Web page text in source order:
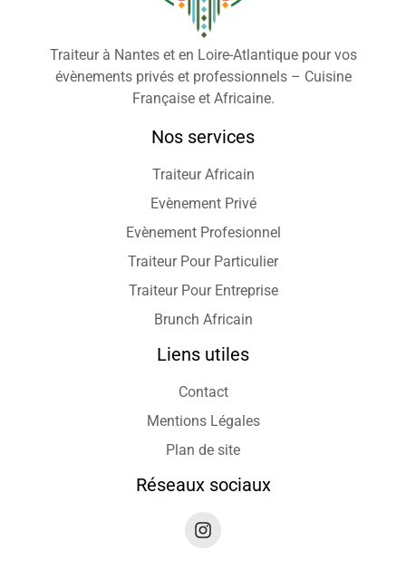
Traiteur à Nantes et en Loire-Atlantique pour vos
évènements privés et professionnels – Cuisine
Française et Africaine.
Nos services
Traiteur Africain
Evènement Privé
Evènement Profesionnel
Traiteur Pour Particulier
Traiteur Pour Entreprise
Brunch Africain
Liens utiles
Contact
Mentions Légales
Plan de site
Réseaux sociaux